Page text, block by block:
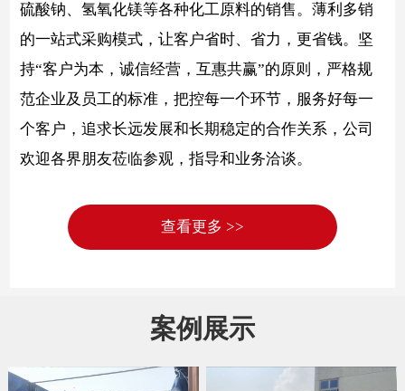
硫酸钠、氢氧化镁等各种化工原料的销售。薄利多销
的一站式采购模式，让客户省时、省力，更省钱。坚
持“客户为本，诚信经营，互惠共赢”的原则，严格规
范企业及员工的标准，把控每一个环节，服务好每一
个客户，追求长远发展和长期稳定的合作关系，公司
欢迎各界朋友莅临参观，指导和业务洽谈。
查看更多 >>
案例展示